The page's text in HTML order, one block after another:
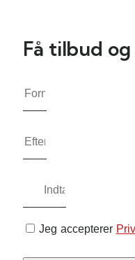
Få tilbud
Jeg accepterer